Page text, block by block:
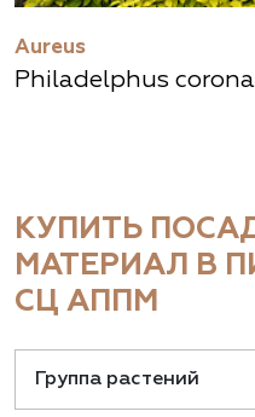
Aureus
Philadelphus
КУПИТЬ
МАТЕРИАЛ В
СЦ АППМ